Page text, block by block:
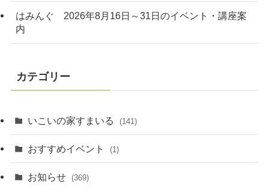
はみんぐ 2026年8月16日～31日のイベント・講座案
内
カテゴリー
いこいの家すまいる (141)
おすすめイベント (1)
お知らせ (369)